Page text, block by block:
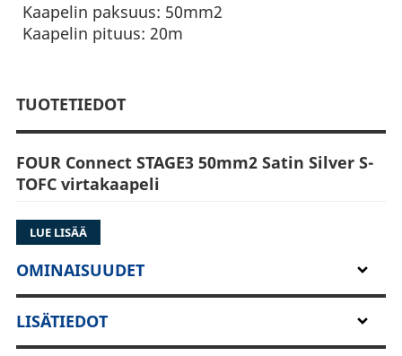
Kaapelin paksuus: 50mm2
Kaapelin pituus: 20m
TUOTETIEDOT
FOUR Connect STAGE3 50mm2 Satin Silver S-
TOFC virtakaapeli
Silver S-TOFC virtakaapeli
Kaapelin paksuus: 50mm2
Kaapelin pituus: 20m
LUE LISÄÄ
OMINAISUUDET
LISÄTIEDOT